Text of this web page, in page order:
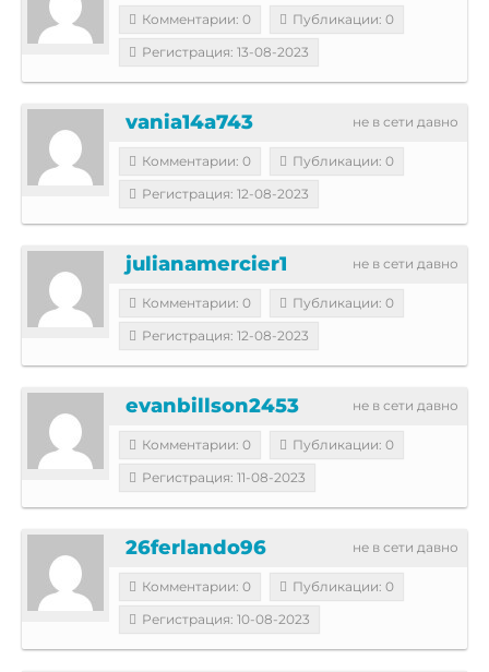
Комментарии: 0
Публикации: 0
Регистрация: 13-08-2023
не в сети давно
vania14a743
Комментарии: 0
Публикации: 0
Регистрация: 12-08-2023
не в сети давно
julianamercier1
Комментарии: 0
Публикации: 0
Регистрация: 12-08-2023
не в сети давно
evanbillson2453
Комментарии: 0
Публикации: 0
Регистрация: 11-08-2023
не в сети давно
26ferlando96
Комментарии: 0
Публикации: 0
Регистрация: 10-08-2023